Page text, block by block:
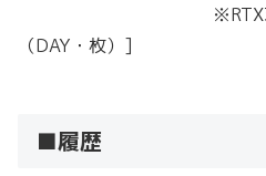
※RTX3090…
（DAY・枚）]
■履歴